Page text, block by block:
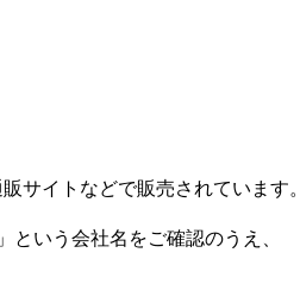
サイトなどで販売されています。
いう会社名をご確認のうえ、